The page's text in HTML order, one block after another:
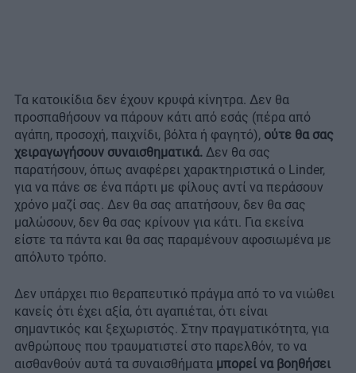
Τα κατοικίδια δεν έχουν κρυφά κίνητρα. Δεν θα
προσπαθήσουν να πάρουν κάτι από εσάς (πέρα από
αγάπη, προσοχή, παιχνίδι, βόλτα ή φαγητό), ούτε θα σας
χειραγωγήσουν συναισθηματικά. Δεν θα σας
παρατήσουν, όπως αναφέρει χαρακτηριστικά ο Linder,
για να πάνε σε ένα πάρτι με φίλους αντί να περάσουν
χρόνο μαζί σας. Δεν θα σας απατήσουν, δεν θα σας
μαλώσουν, δεν θα σας κρίνουν για κάτι. Για εκείνα
είστε τα πάντα και θα σας παραμένουν αφοσιωμένα με
απόλυτο τρόπο.
Δεν υπάρχει πιο θεραπευτικό πράγμα από το να νιώθει
κανείς ότι έχει αξία, ότι αγαπιέται, ότι είναι
σημαντικός και ξεχωριστός. Στην πραγματικότητα, για
ανθρώπους που τραυματιστεί στο παρελθόν, το να
αισθανθούν αυτά τα συναισθήματα μπορεί να βοηθήσει